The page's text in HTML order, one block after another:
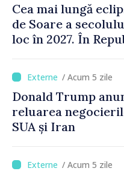
Cea mai lungă
de Soare a
loc în 2027. În
acoperit în
până la 44%/ Acum 5 zile
Donald Trump
reluarea
SUA și Iran
/ Acum 5 zile